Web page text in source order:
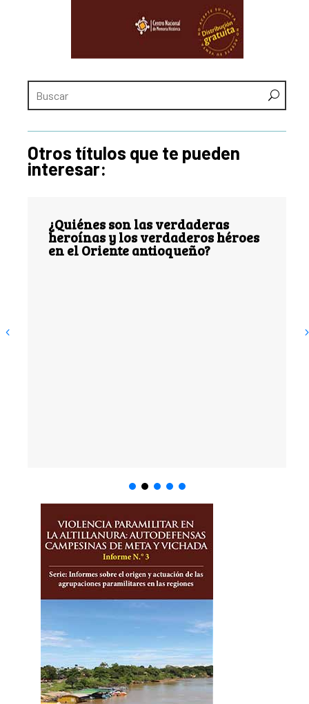
Otros títulos que te pueden
interesar:
¿Quiénes son las verdaderas
heroínas y los verdaderos héroes
en el Oriente antioqueño?